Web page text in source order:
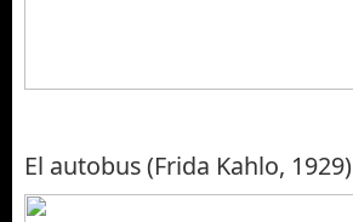
El autobus (Frida Kahlo, 1929)